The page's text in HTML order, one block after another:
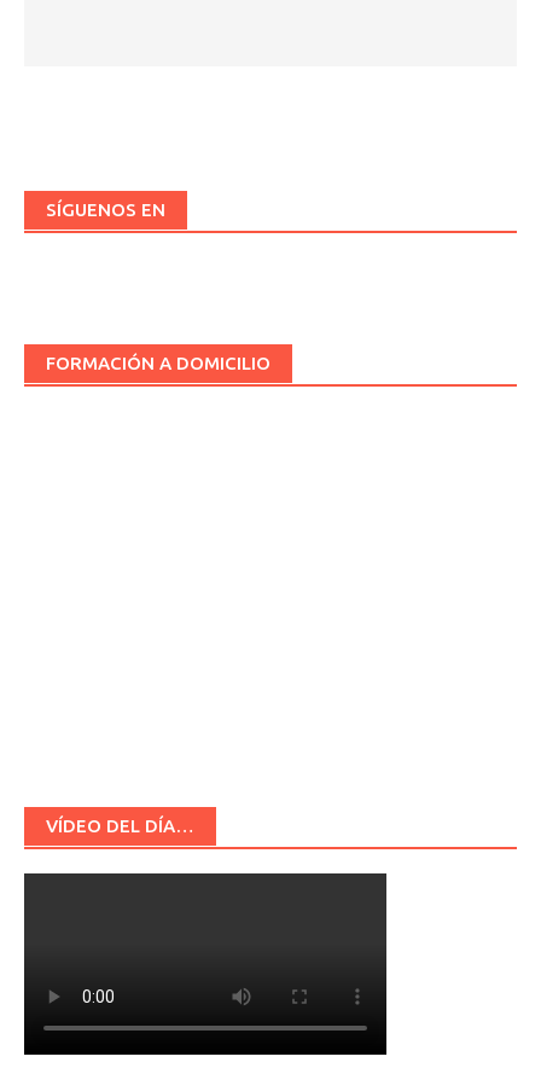
SÍGUENOS EN
FORMACIÓN A DOMICILIO
VÍDEO DEL DÍA…